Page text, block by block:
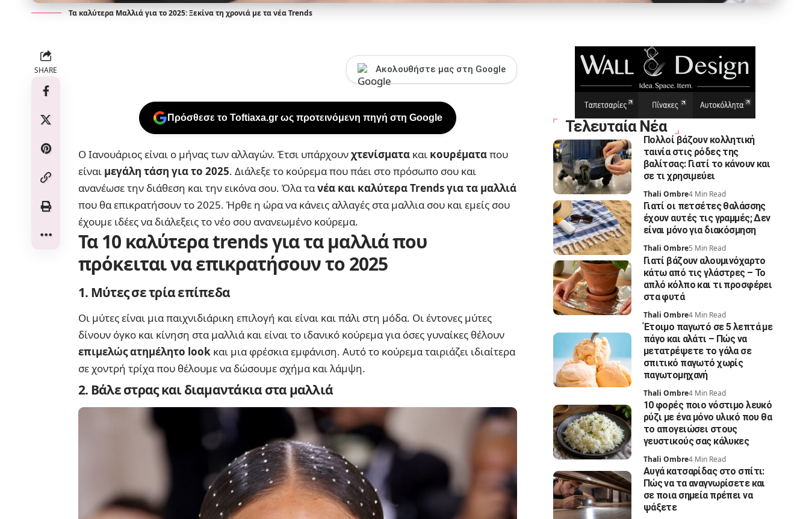
Τα καλύτερα Μαλλιά για το 2025: Ξεκίνα τη χρονιά με τα νέα Trends
SHARE Ακολουθήστε μας στη Google
Πρόσθεσε το Toftiaxa.gr ως προτεινόμενη πηγή στη Google
Ο Ιανουάριος είναι ο μήνας των αλλαγών. Έτσι υπάρχουνχτενίσματα και κουρέματαπου
είναι μεγάλη τάση για το 2025. Διάλεξε το κούρεμα που πάει στο πρόσωπο σου και
ανανέωσε την διάθεση και την εικόνα σου. Όλα τανέα και καλύτερα Trends για τα μαλλιά
που θα επικρατήσουν το 2025. Ήρθε η ώρα να κάνεις αλλαγές στα μαλλια σου και εμείς σου
έχουμε ιδέες να διάλεξεις το νέο σου ανανεωμένο κούρεμα.
Τα 10 καλύτερα trends για τα μαλλιά που
πρόκειται να επικρατήσουν το 2025
1. Μύτες σε τρία επίπεδα
Οι μύτες είναι μια παιχνιδιάρικη επιλογή και είναι και πάλι στη μόδα. Οι έντονες μύτες
δίνουν όγκο και κίνηση στα μαλλιά και είναι το ιδανικό κούρεμα για όσες γυναίκες θέλουν
επιμελώς ατημέλητο look και μια φρέσκια εμφάνιση. Αυτό το κούρεμα ταιριάζει ιδιαίτερα
σε χοντρή τρίχα που θέλουμε να δώσουμε σχήμα και λάμψη.
2. Βάλε στρας και διαμαντάκια στα μαλλιά
Τελευταία Νέα
Πολλοί βάζουν κολλητική
ταινία στις ρόδες της
βαλίτσας: Γιατί το κάνουν και
σε τι χρησιμεύει
Thali Ombre4 Min Read
Γιατί οι πετσέτες θαλάσσης
έχουν αυτές τις γραμμές; Δεν
είναι μόνο για διακόσμηση
Thali Ombre5 Min Read
Γιατί βάζουν αλουμινόχαρτο
κάτω από τις γλάστρες – Το
απλό κόλπο και τι προσφέρει
στα φυτά
Thali Ombre4 Min Read
Έτοιμο παγωτό σε 5 λεπτά με
πάγο και αλάτι – Πώς να
μετατρέψετε το γάλα σε
σπιτικό παγωτό χωρίς
παγωτομηχανή
Thali Ombre4 Min Read
10 φορές ποιο νόστιμο λευκό
ρύζι με ένα μόνο υλικό που θα
το απογειώσει στους
γευστικούς σας κάλυκες
Thali Ombre4 Min Read
Αυγά κατσαρίδας στο σπίτι:
Πώς να τα αναγνωρίσετε και
σε ποια σημεία πρέπει να
ψάξετε